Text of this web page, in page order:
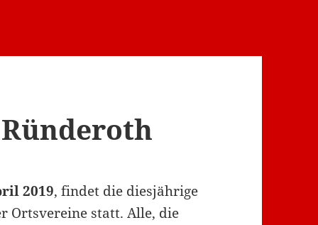
2019, findet die diesjährige
Ortsvereine statt. Alle, die